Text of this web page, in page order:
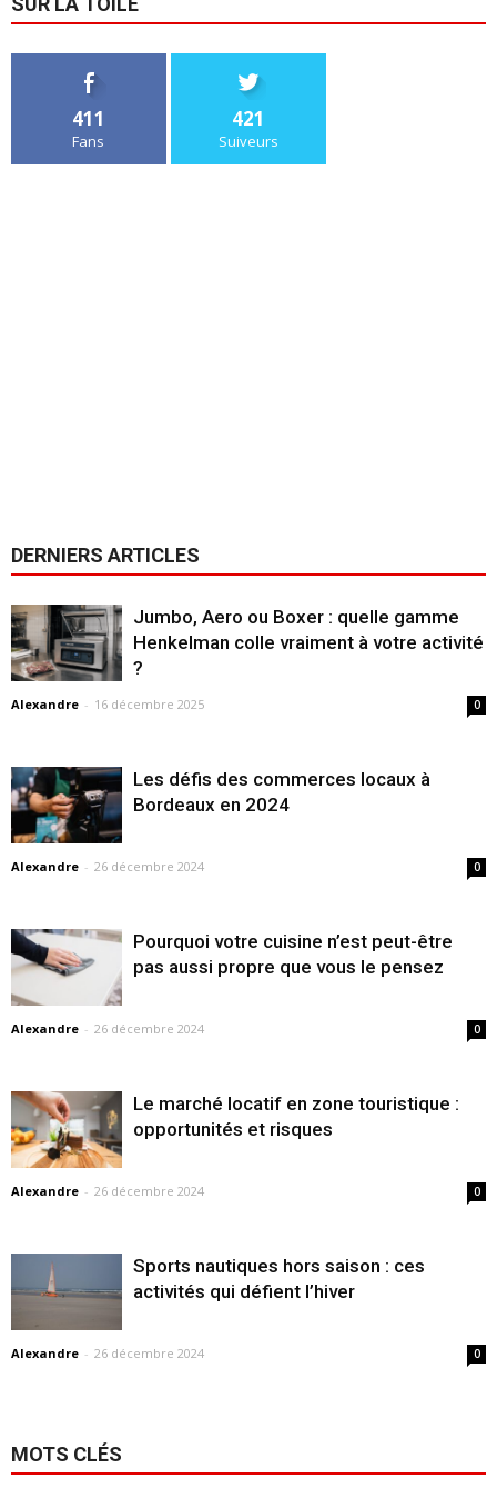
411
Fans
421
Suiveurs
DERNIERS ARTICLES
Jumbo, Aero ou Boxer : quelle gamme
Henkelman colle vraiment à votre activité
?
Alexandre - 16 décembre 2025 0
Les défis des commerces locaux à
Bordeaux en 2024
Alexandre - 26 décembre 2024 0
Pourquoi votre cuisine n’est peut-être
pas aussi propre que vous le pensez
Alexandre - 26 décembre 2024 0
Le marché locatif en zone touristique :
opportunités et risques
Alexandre - 26 décembre 2024 0
Sports nautiques hors saison : ces
activités qui défient l’hiver
Alexandre - 26 décembre 2024 0
MOTS CLÉS